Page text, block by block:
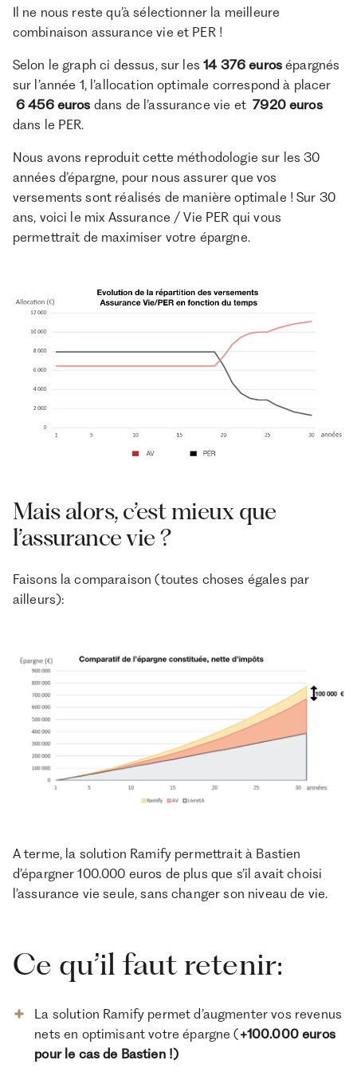
Il ne nous reste qu’à sélectionner la meilleure
combinaison assurance vie et PER !
Selon le graph ci dessus, sur les14 376 eurosépargnés
sur l’année 1, l’allocation optimale correspond à placer
6 456 euros dans de l’assurance vie et7920 euros
dans le PER.
Nous avons reproduit cette méthodologie sur les 30
années d’épargne, pour nous assurer que vos
versements sont réalisés de manière optimale ! Sur 30
ans, voici le mix Assurance / Vie PER qui vous
permettrait de maximiser votre épargne.
Mais alors, c’est mieux que
l’assurance vie ?
Faisons la comparaison (toutes choses égales par
ailleurs):
A terme, la solution Ramify permettrait à Bastien
d’épargner 100.000 euros de plus que s’il avait choisi
l’assurance vie seule, sans changer son niveau de vie.
Ce qu’il faut retenir:
La solution Ramify permet d’augmenter vos revenus
nets en optimisant votre épargne (+100.000 euros
pour le cas de Bastien !)